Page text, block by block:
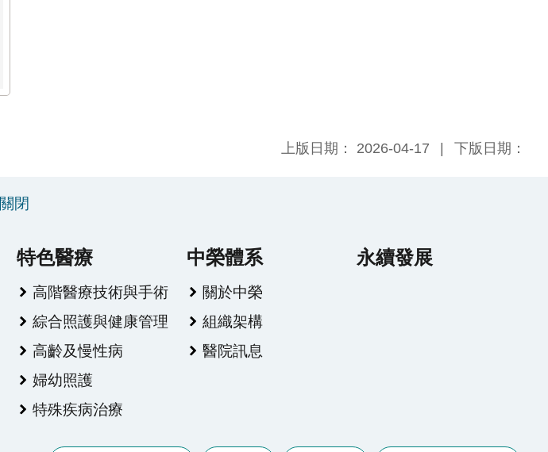
上版日期： 2026-04-17 下版日期：
關閉
特色醫療
高階醫療技術與手術
綜合照護與健康管理
高齡及慢性病
婦幼照護
特殊疾病治療
中榮體系
關於中榮
組織架構
醫院訊息
永續發展